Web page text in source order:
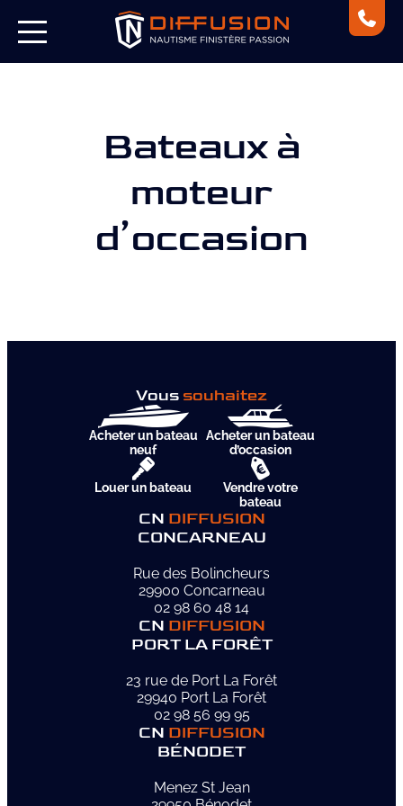
Bateaux à
moteur
d’occasion
Vous souhaitez
Acheter un bateau
neuf
Acheter un bateau
d’occasion
Louer un bateau
Vendre votre
bateau
CN DIFFUSION
CONCARNEAU
Rue des Bolincheurs
29900 Concarneau
02 98 60 48 14
CN DIFFUSION
PORT LA FORÊT
23 rue de Port La Forêt
29940 Port La Forêt
02 98 56 99 95
CN DIFFUSION
BÉNODET
Menez St Jean